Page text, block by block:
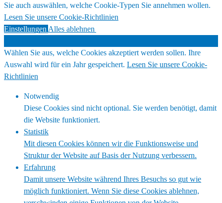
Sie auch auswählen, welche Cookie-Typen Sie annehmen wollen.
Lesen Sie unsere Cookie-Richtlinien
Einstellungen Alles ablehnen
Wählen Sie aus, welche Cookies akzeptiert werden sollen. Ihre
Auswahl wird für ein Jahr gespeichert. Lesen Sie unsere Cookie-
Richtlinien
Notwendig
Diese Cookies sind nicht optional. Sie werden benötigt, damit
die Website funktioniert.
Statistik
Mit diesen Cookies können wir die Funktionsweise und
Struktur der Website auf Basis der Nutzung verbessern.
Erfahrung
Damit unsere Website während Ihres Besuchs so gut wie
möglich funktioniert. Wenn Sie diese Cookies ablehnen,